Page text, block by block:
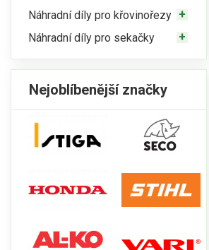
Náhradní díly pro křovinořezy
Náhradní díly pro sekačky
Nejoblíbenější značky